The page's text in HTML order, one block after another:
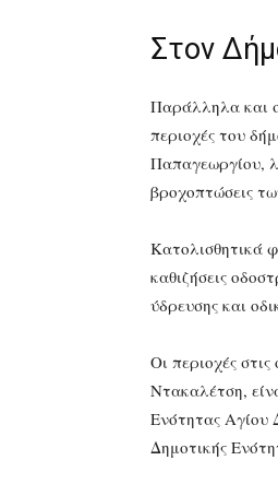
Στον
Παράλληλα και
περιοχές του
Παπαγεωργίου,
βροχοπτώσεις
Κατολισθητικά
καθιζήσεις
ύδρευσης και
Οι περιοχές
Ντακαλέτση,
Ενότητας Αγίου
Δημοτικής